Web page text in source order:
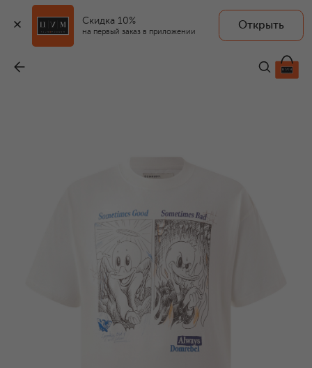
Скидка 10%
на первый заказ в приложении
Открыть
18 600 ₽